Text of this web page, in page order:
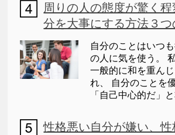
周りの人の態度が驚く程
分を大事にする方法３つ
自分のことはいつ
の人に気を使う。
一般的に和を重ん
れ、 自分のことを
「自己中心的だ」
性格悪い自分が嫌い、性